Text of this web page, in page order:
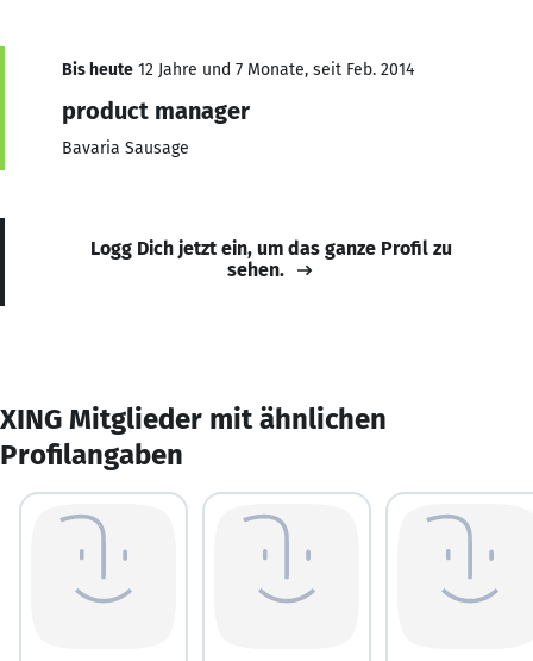
Bis heute 12 Jahre und 7 Monate, seit Feb. 2014
product manager
Bavaria Sausage
Logg Dich jetzt ein, um das ganze Profil zu
sehen.
XING Mitglieder mit ähnlichen
Profilangaben